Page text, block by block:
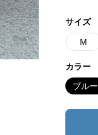
サイズ
M
カラー
ブルー